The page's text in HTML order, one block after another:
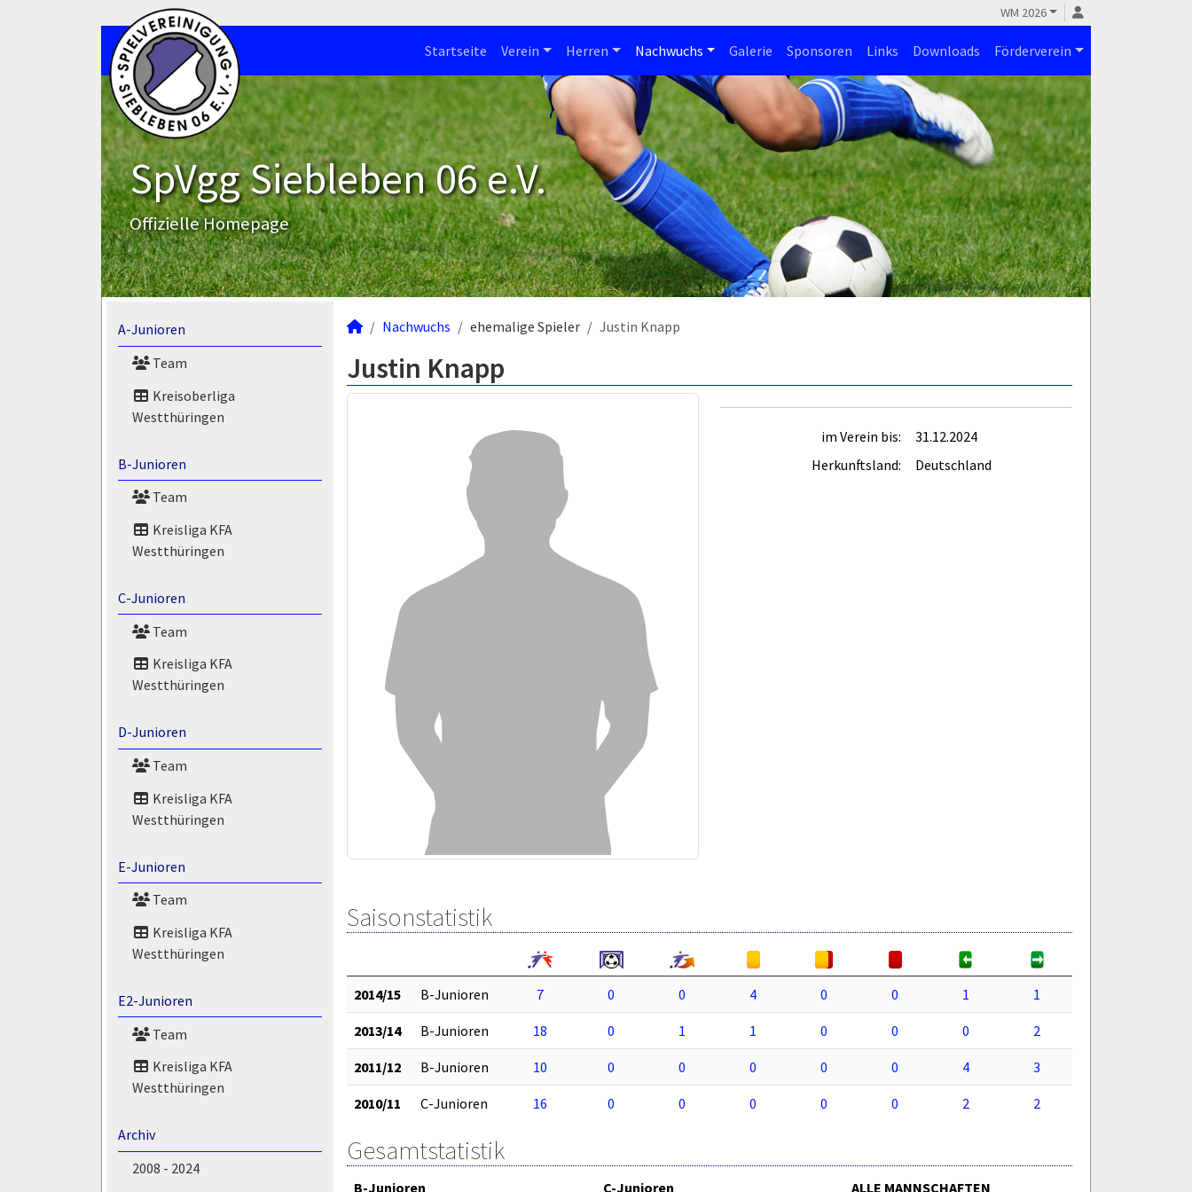
WM 2026
Startseite Verein Herren Nachwuchs Galerie Sponsoren Links Downloads Förderverein
SpVgg Siebleben 06 e.V.
Offizielle Homepage
A-Junioren
Team
Kreisoberliga
Westthüringen
B-Junioren
Team
Kreisliga KFA
Westthüringen
C-Junioren
Team
Kreisliga KFA
Westthüringen
D-Junioren
Team
Kreisliga KFA
Westthüringen
E-Junioren
Team
Kreisliga KFA
Westthüringen
E2-Junioren
Team
Kreisliga KFA
Westthüringen
Archiv
2008 - 2024
Nachwuchs ehemalige Spieler Justin Knapp
Justin Knapp
im Verein bis:
31.12.2024
Herkunftsland:
Deutschland
Saisonstatistik
2014/15 B-Junioren 7 0 0 4 0 0 1 1
2013/14 B-Junioren 18 0 1 1 0 0 0 2
2011/12 B-Junioren 10 0 0 0 0 0 4 3
2010/11 C-Junioren 16 0 0 0 0 0 2 2
Gesamtstatistik
B-Junioren C-Junioren ALLE MANNSCHAFTEN